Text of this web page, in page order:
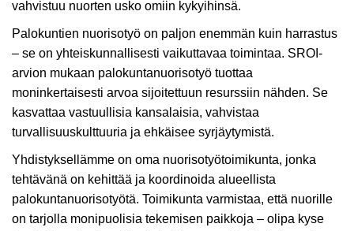
vahvistuu nuorten usko omiin kykyihinsä.
Palokuntien nuorisotyö on paljon enemmän kuin harrastus
– se on yhteiskunnallisesti vaikuttavaa toimintaa. SROI-
arvion mukaan palokuntanuorisotyö tuottaa
moninkertaisesti arvoa sijoitettuun resurssiin nähden. Se
kasvattaa vastuullisia kansalaisia, vahvistaa
turvallisuuskulttuuria ja ehkäisee syrjäytymistä.
Yhdistyksellämme on oma nuorisotyötoimikunta, jonka
tehtävänä on kehittää ja koordinoida alueellista
palokuntanuorisotyötä. Toimikunta varmistaa, että nuorille
on tarjolla monipuolisia tekemisen paikkoja – olipa kyse